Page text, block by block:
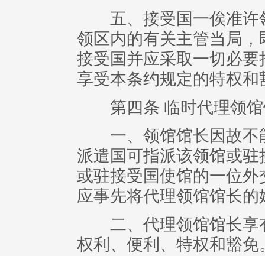
五、接受国一俟准许
领区内的有关主管当局
接受国并应采取一切必
享受本条约规定的特权和
第四条 临时代理领馆
一、领馆馆长因故不
派遣国可指派该领馆或
或驻接受国使馆的一位
应事先将代理领馆馆长
二、代理领馆馆长享
权利、便利、特权和豁免